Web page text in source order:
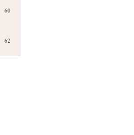
60
62